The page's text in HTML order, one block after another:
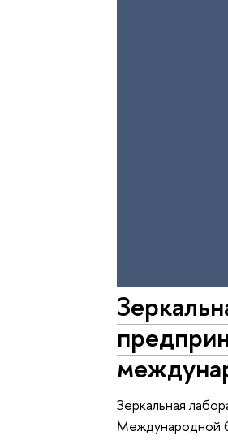
Зеркальная
Международной